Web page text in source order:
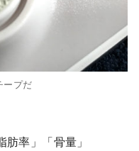
ープだ
率」「骨量」